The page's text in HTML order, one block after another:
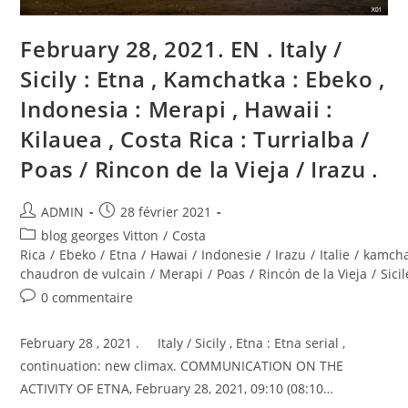
February 28, 2021. EN . Italy /
Sicily : Etna , Kamchatka : Ebeko ,
Indonesia : Merapi , Hawaii :
Kilauea , Costa Rica : Turrialba /
Poas / Rincon de la Vieja / Irazu .
Auteur/autrice
de
la
publication :
ADMIN
Publication
publiée :
28 février 2021
Post
category:
blog georges Vitton / Costa
Rica / Ebeko / Etna / Hawai / Indonesie / Irazu / Italie /
chaudron de vulcain / Merapi / Poas / Rincón de la Vieja /
Commentaires
la
publication :
0 commentaire
February 28 , 2021 . Italy / Sicily , Etna : Etna serial ,
continuation: new climax. COMMUNICATION ON THE
ACTIVITY OF ETNA, February 28, 2021, 09:10 (08:10…